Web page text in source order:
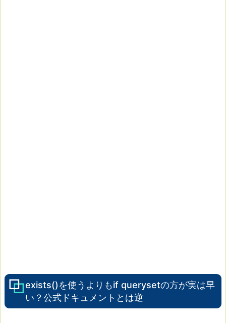
exists()を使うよりもif querysetの方が実は早
い？公式ドキュメントとは逆